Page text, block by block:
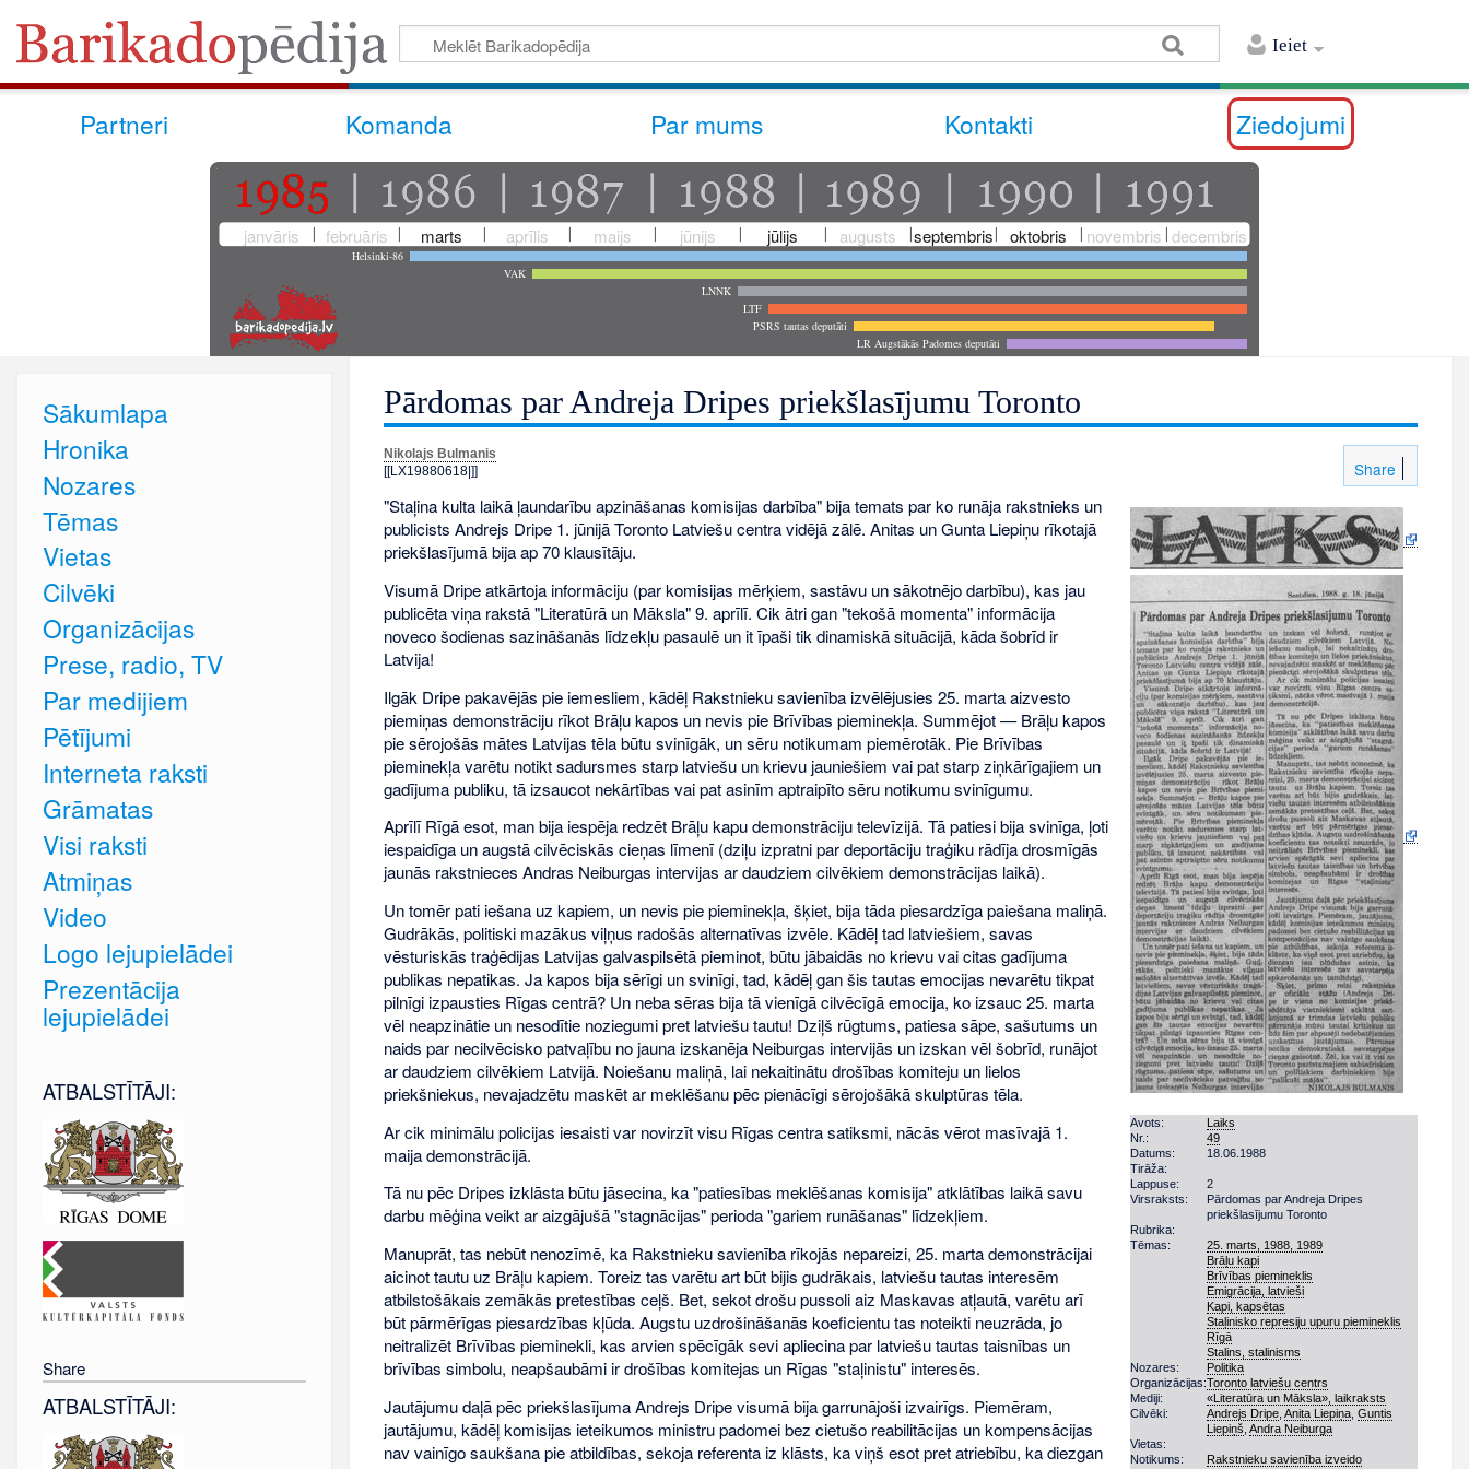
Ieiet
Partneri Komanda Par mums Kontakti Ziedojumi
janvāris februāris marts aprīlis maijs jūnijs jūlijs augusts septembris oktobris novembris decembris
Helsinki-86
VAK
LNNK
LTF
PSRS tautas deputāti
LR Augstākās Padomes deputāti
Pārdomas par Andreja Dripes priekšlasījumu Toronto
Share
Nikolajs Bulmanis
[[LX19880618|]]
Avots:
Laiks
Nr.:
49
Datums:
18.06.1988
Tirāža:
Lappuse:
2
Virsraksts:
Pārdomas par Andreja Dripes
priekšlasījumu Toronto
Rubrika:
Tēmas:
25. marts, 1988, 1989
Brāļu kapi
Brīvības piemineklis
Emigrācija, latvieši
Kapi, kapsētas
Staļinisko represiju upuru piemineklis
Rīgā
Staļins, staļinisms
Nozares:
Politika
Organizācijas:Toronto latviešu centrs
Mediji:
«Literatūra un Māksla», laikraksts
Cilvēki:
Andrejs Dripe ,Anita Liepiņa ,Guntis
Liepiņš ,Andra Neiburga
Vietas:
Notikums:
Rakstnieku savienība izveido
"Staļina kulta laikā ļaundarību apzināšanas komisijas darbība" bija temats par ko runāja rakstnieks un
publicists Andrejs Dripe 1. jūnijā Toronto Latviešu centra vidējā zālē. Anitas un Gunta Liepiņu rīkotajā
priekšlasījumā bija ap 70 klausītāju.
Visumā Dripe atkārtoja informāciju (par komisijas mērķiem, sastāvu un sākotnējo darbību), kas jau
publicēta viņa rakstā "Literatūrā un Māksla" 9. aprīlī. Cik ātri gan "tekošā momenta" informācija
noveco šodienas sazināšanās līdzekļu pasaulē un it īpaši tik dinamiskā situācijā, kāda šobrīd ir
Latvija!
Ilgāk Dripe pakavējās pie iemesliem, kādēļ Rakstnieku savienība izvēlējusies 25. marta aizvesto
piemiņas demonstrāciju rīkot Brāļu kapos un nevis pie Brīvības pieminekļa. Summējot — Brāļu kapos
pie sērojošās mātes Latvijas tēla būtu svinīgāk, un sēru notikumam piemērotāk. Pie Brīvības
pieminekļa varētu notikt sadursmes starp latviešu un krievu jauniešiem vai pat starp ziņkārīgajiem un
gadījuma publiku, tā izsaucot nekārtības vai pat asinīm aptraipīto sēru notikumu svinīgumu.
Aprīlī Rīgā esot, man bija iespēja redzēt Brāļu kapu demonstrāciju televīzijā. Tā patiesi bija svinīga, ļoti
iespaidīga un augstā cilvēciskās cieņas līmenī (dziļu izpratni par deportāciju traģiku rādīja drosmīgās
jaunās rakstnieces Andras Neiburgas intervijas ar daudziem cilvēkiem demonstrācijas laikā).
Un tomēr pati iešana uz kapiem, un nevis pie pieminekļa, šķiet, bija tāda piesardzīga paiešana maliņā.
Gudrākās, politiski mazākus viļņus radošās alternatīvas izvēle. Kādēļ tad latviešiem, savas
vēsturiskās traģēdijas Latvijas galvaspilsētā pieminot, būtu jābaidās no krievu vai citas gadījuma
publikas nepatikas. Ja kapos bija sērīgi un svinīgi, tad, kādēļ gan šis tautas emocijas nevarētu tikpat
pilnīgi izpausties Rīgas centrā? Un neba sēras bija tā vienīgā cilvēcīgā emocija, ko izsauc 25. marta
vēl neapzinātie un nesodītie noziegumi pret latviešu tautu! Dziļš rūgtums, patiesa sāpe, sašutums un
naids par necilvēcisko patvaļību no jauna izskanēja Neiburgas intervijās un izskan vēl šobrīd, runājot
ar daudziem cilvēkiem Latvijā. Noiešanu maliņā, lai nekaitinātu drošības komiteju un lielos
priekšniekus, nevajadzētu maskēt ar meklēšanu pēc pienācīgi sērojošākā skulptūras tēla.
Ar cik minimālu policijas iesaisti var novirzīt visu Rīgas centra satiksmi, nācās vērot masīvajā 1.
maija demonstrācijā.
Tā nu pēc Dripes izklāsta būtu jāsecina, ka "patiesības meklēšanas komisija" atklātības laikā savu
darbu mēģina veikt ar aizgājušā "stagnācijas" perioda "gariem runāšanas" līdzekļiem.
Manuprāt, tas nebūt nenozīmē, ka Rakstnieku savienība rīkojās nepareizi, 25. marta demonstrācijai
aicinot tautu uz Brāļu kapiem. Toreiz tas varētu art būt bijis gudrākais, latviešu tautas interesēm
atbilstošākais zemākās pretestības ceļš. Bet, sekot drošu pussoli aiz Maskavas atļautā, varētu arī
būt pārmērīgas piesardzības kļūda. Augstu uzdrošināšanās koeficientu tas noteikti neuzrāda, jo
neitralizēt Brīvības pieminekli, kas arvien spēcīgāk sevi apliecina par latviešu tautas taisnības un
brīvības simbolu, neapšaubāmi ir drošības komitejas un Rīgas "staļinistu" interesēs.
Jautājumu daļā pēc priekšlasījuma Andrejs Dripe visumā bija garrunājoši izvairīgs. Piemēram,
jautājumu, kādēļ komisijas ieteikumos ministru padomei bez cietušo reabilitācijas un kompensācijas
nav vainīgo saukšana pie atbildības, sekoja referenta iz klāsts, ka viņš esot pret atriebību, ka diezgan
Sākumlapa
Hronika
Nozares
Tēmas
Vietas
Cilvēki
Organizācijas
Prese, radio, TV
Par medijiem
Pētījumi
Interneta raksti
Grāmatas
Visi raksti
Atmiņas
Video
Logo lejupielādei
Prezentācija
lejupielādei
ATBALSTĪTĀJI:
Share
ATBALSTĪTĀJI: